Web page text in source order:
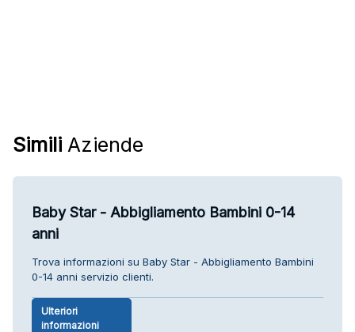
Simili Aziende
Baby Star - Abbigliamento Bambini 0-14
anni
Trova informazioni su Baby Star - Abbigliamento Bambini
0-14 anni servizio clienti.
Ulteriori
informazioni